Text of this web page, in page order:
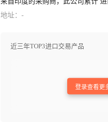
地址：-
近三年TOP3进口交易产品
登录查看更